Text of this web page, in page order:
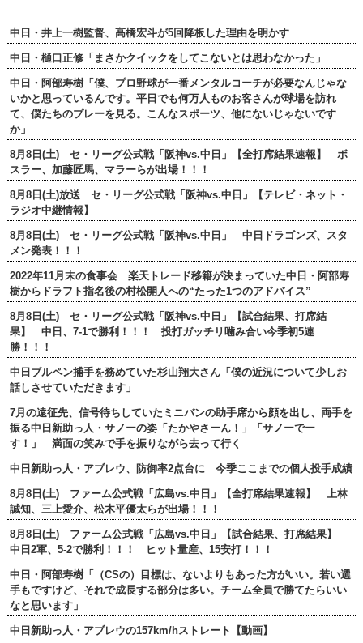
中日・井上一樹監督、高橋宏斗が5回降板した理由を明かす
中日・樋口正修「まさかクイックをしてこないとは思わなかった」
中日・阿部寿樹「僕、プロ野球が一番メンタルコーチが必要なんじゃな
いかと思っているんです。平日でも何万人ものお客さんが球場を訪れ
て、僕たちのプレーを見る。こんなスポーツ、他にないじゃないです
か」
8月8日(土) セ・リーグ公式戦「阪神vs.中日」【全打席結果速報】 ボ
スラー、加藤匠馬、マラーらが出場！！！
8月8日(土)放送 セ・リーグ公式戦「阪神vs.中日」【テレビ・ネット・
ラジオ中継情報】
8月8日(土) セ・リーグ公式戦「阪神vs.中日」 中日ドラゴンズ、スタ
メン発表！！！
2022年11月末の食事会 楽天トレード移籍が決まっていた中日・阿部寿
樹からドラフト指名後の村松開人への“たった1つのアドバイス”
8月8日(土) セ・リーグ公式戦「阪神vs.中日」【試合結果、打席結
果】 中日、7-1で勝利！！！ 投打ガッチリ噛み合い今季初5連
勝！！！
中日ブルペン捕手を務めていた杉山翔大さん「僕の近況について少しお
話しさせていただきます」
7月の遠征先、信号待ちしていたミニバンの助手席から顔を出し、両手を
振る中日新助っ人・サノーの姿「たかやさーん！」「サノーでー
す！」 満面の笑みで手を振りながら去って行く
中日新助っ人・アブレウ、防御率2点台に 今季ここまでの個人投手成績
8月8日(土) ファーム公式戦「広島vs.中日」【全打席結果速報】 上林
誠知、三上愛介、松木平優太らが出場！！！
8月8日(土) ファーム公式戦「広島vs.中日」【試合結果、打席結果】
中日2軍、5-2で勝利！！！ ヒット量産、15安打！！！
中日・阿部寿樹「（CSの）目標は、ないよりもあった方がいい。若い選
手もですけど、それで成長する部分は多い。チーム全員で勝てたらいい
なと思います」
中日新助っ人・アブレウの157km/hストレート【動画】